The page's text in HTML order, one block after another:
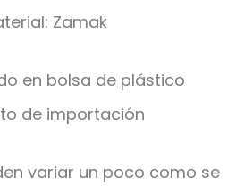
Zamak
en bolsa de plástico
de importación
variar un poco como se